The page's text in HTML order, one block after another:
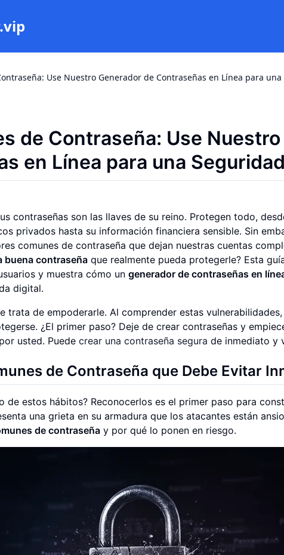
Use Nuestro Generador de Contraseñas en Línea para
de Contraseña: Use
en Línea para una
contraseñas son las llaves de su reino. Protegen todo,
privados hasta su información financiera sensible. Sin
comunes de contraseña que dejan nuestras cuentas
buena contraseña que realmente pueda protegerle? Esta
y muestra cómo un generador de contraseñas en
digital.
trata de empoderarle. Al comprender estas
¿El primer paso? Deje de crear contraseñas y
usted. Puede crear una contraseña segura de inmediato y
de Contraseña que Debe Evitar
de estos hábitos? Reconocerlos es el primer paso para
una grieta en su armadura que los atacantes están
de contraseña y por qué lo ponen en riesgo.